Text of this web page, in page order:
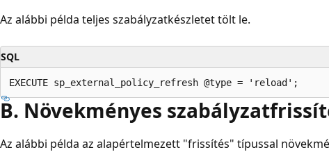
Az alábbi példa teljes szabályzatkészletet tölt le.
SQL
B. Növekményes
Az alábbi példa az alapértelmezett "frissítés" típussal